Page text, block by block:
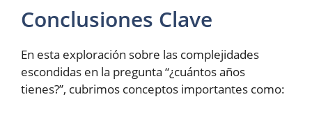
Conclusiones Clave
En esta exploración sobre las complejidades
escondidas en la pregunta “¿cuántos años
tienes?”, cubrimos conceptos importantes como: